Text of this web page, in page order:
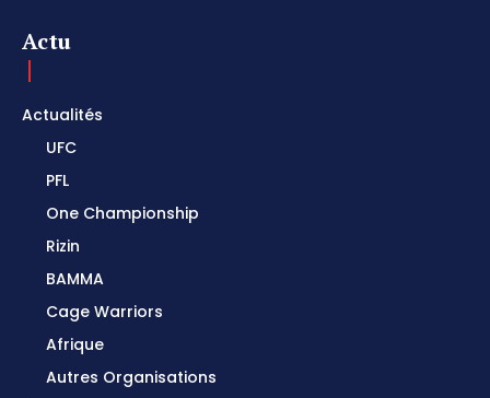
Actu
Actualités
UFC
PFL
One Championship
Rizin
BAMMA
Cage Warriors
Afrique
Autres Organisations